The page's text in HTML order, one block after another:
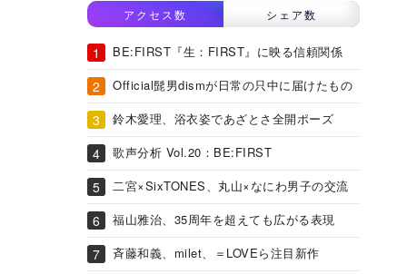
アクセス数 シェア数
BE:FIRST『生：FIRST』に映る信頼関係
Official髭男dismが日常の只中に届けたもの
鈴木愛理、浴衣姿であざとさ全開ポーズ
歌声分析 Vol.20：BE:FIRST
二宮×SixTONES、丸山×なにわ男子の交流
福山雅治、35周年を超えても広がる表現
斉藤和義、milet、＝LOVEら注目新作